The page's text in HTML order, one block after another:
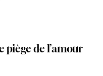
piège de l’amour